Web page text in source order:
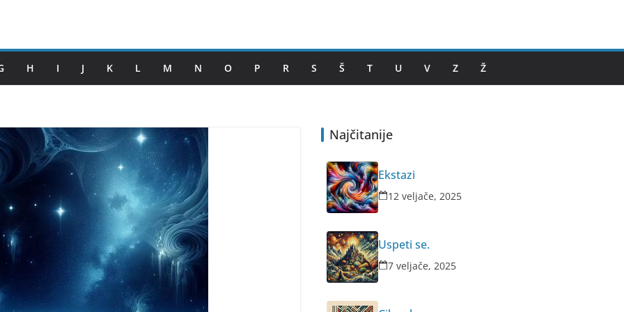
H I J K L M N O P R S Š T U V Z Ž
Najčitanije
Ekstazi
12 veljače, 2025
Uspeti se.
7 veljače, 2025